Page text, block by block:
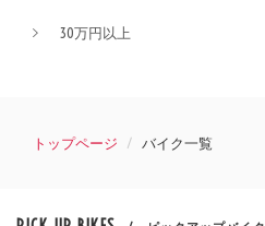
30万円以上
トップページ バイク一覧